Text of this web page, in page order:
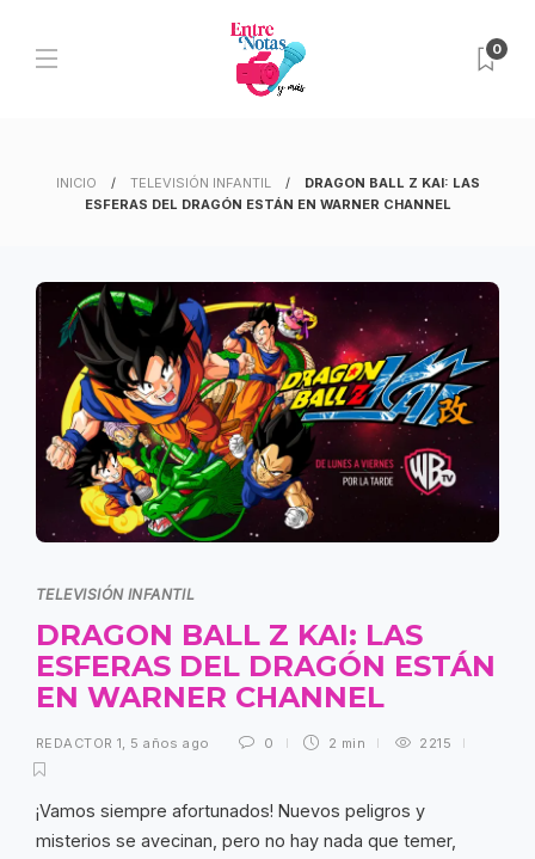
0
INICIO TELEVISIÓN INFANTIL
DRAGON BALL Z KAI: LAS
ESFERAS DEL DRAGÓN ESTÁN EN WARNER CHANNEL
TELEVISIÓN INFANTIL
DRAGON BALL Z KAI: LAS
ESFERAS DEL DRAGÓN ESTÁN
EN WARNER CHANNEL
REDACTOR 1, 5 años ago 0 2 min 2215
¡Vamos siempre afortunados! Nuevos peligros y
misterios se avecinan, pero no hay nada que temer,